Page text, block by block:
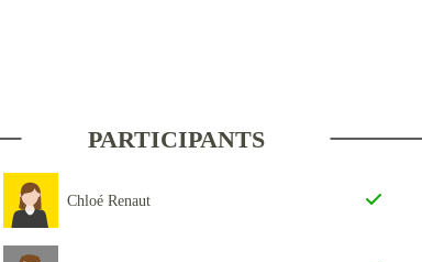
PARTICIPANTS
Chloé Renaut